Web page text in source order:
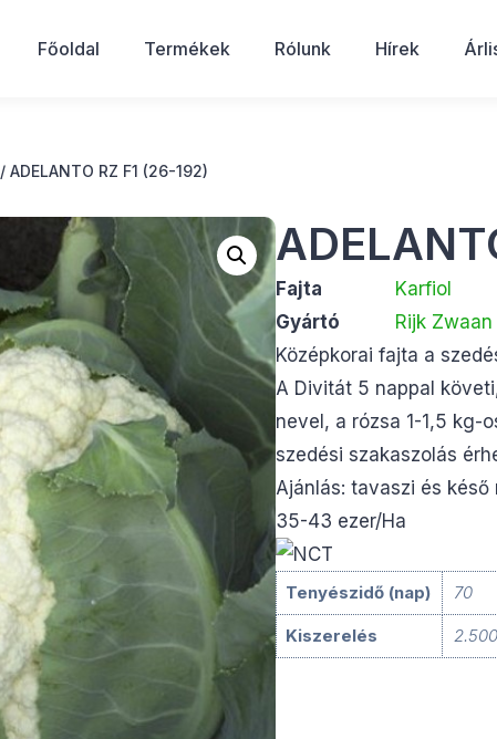
Főoldal Termékek Rólunk Hírek
/ ADELANTO RZ F1 (26-192)
Fajta
Karfiol
Gyártó
Rijk Zwaan
Középkorai fajta a
A Divitát 5 nappal
nevel, a rózsa 1-1,5
szedési szakaszolás
Ajánlás: tavaszi és
35-43 ezer/Ha
Tenyészidő (nap) 70
Kiszerelés 2.500